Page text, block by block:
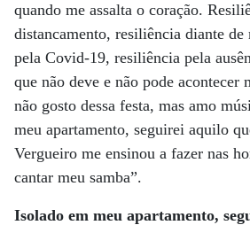
quando me assalta o coração.
distancamento, resiliência diante de
pela Covid-19, resiliência pela
que não deve e não pode acontecer
não gosto dessa festa, mas amo
meu apartamento, seguirei aquilo
Vergueiro me ensinou a fazer nas
cantar meu samba”.
Isolado em meu apartamento,